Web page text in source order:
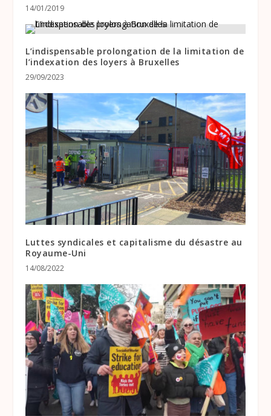
14/01/2019
L’indispensable prolongation de la limitation de
l’indexation des loyers à Bruxelles
29/09/2023
Luttes syndicales et capitalisme du désastre au
Royaume-Uni
14/08/2022